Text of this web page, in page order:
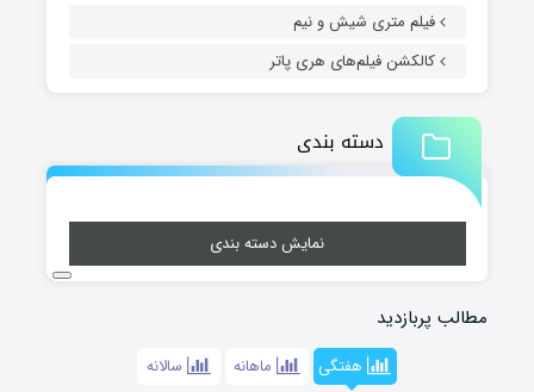
فیلم متری شیش و نیم
کالکشن فیلم‌های هری پاتر
دسته بندی
نمایش دسته بندی
مطالب پربازدید
هفتگی ماهانه سالانه